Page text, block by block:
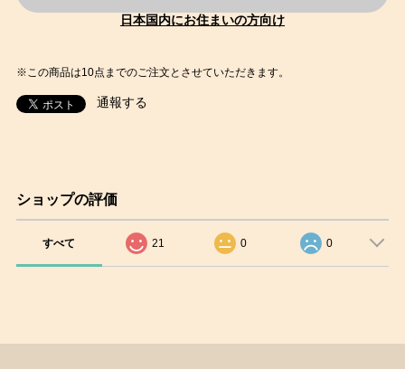
日本国内にお住まいの方向け
※この商品は10点までのご注文とさせていただきます。
通報する
ショップの評価
すべて 21 0 0